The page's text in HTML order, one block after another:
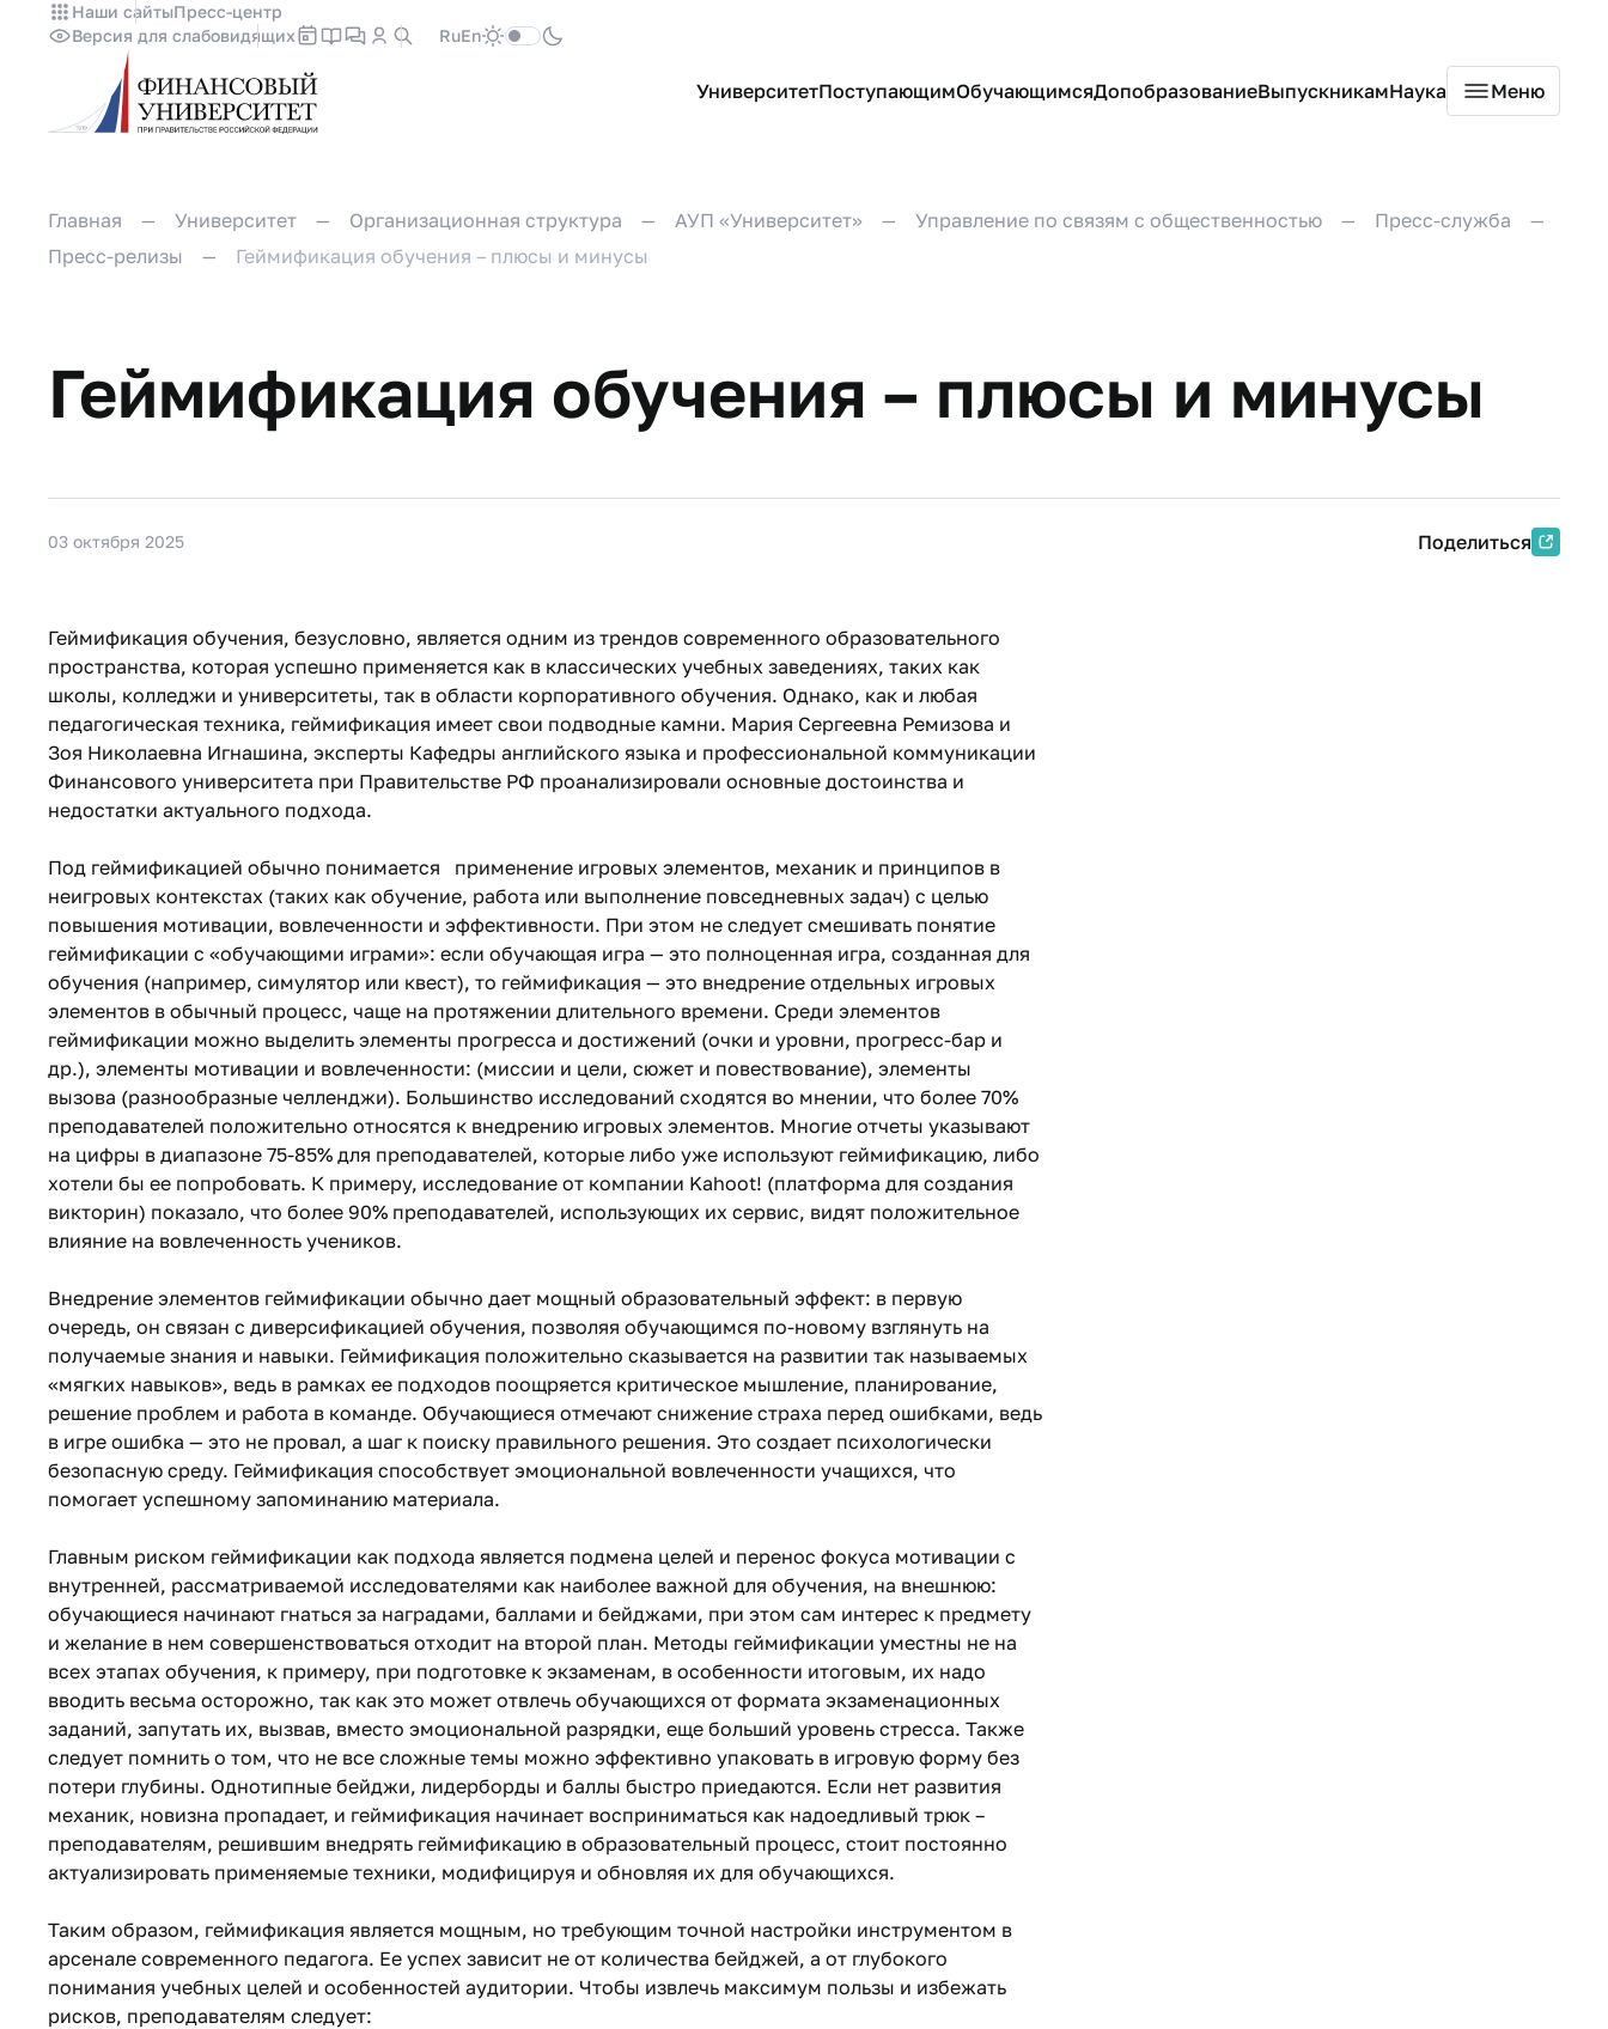
Наши сайтыПресс-центр
Версия для слабовидящих
RuEn
УниверситетПоступающимОбучающимсяДопобразованиеВыпускникамНаука Меню
Главная Университет Организационная структура АУП «Университет» Управление по связям с общественностью
Пресс-служба
Пресс-релизы
Геймификация обучения – плюсы и минусы
Геймификация обучения – плюсы и минусы
03 октября 2025 Поделиться
Геймификация обучения, безусловно, является одним из трендов современного образовательного
пространства, которая успешно применяется как в классических учебных заведениях, таких как
школы, колледжи и университеты, так в области корпоративного обучения. Однако, как и любая
педагогическая техника, геймификация имеет свои подводные камни. Мария Сергеевна Ремизова и
Зоя Николаевна Игнашина, эксперты Кафедры английского языка и профессиональной коммуникации
Финансового университета при Правительстве РФ проанализировали основные достоинства и
недостатки актуального подхода.
Под геймификацией обычно понимается применение игровых элементов, механик и принципов в
неигровых контекстах (таких как обучение, работа или выполнение повседневных задач) с целью
повышения мотивации, вовлеченности и эффективности. При этом не следует смешивать понятие
геймификации с «обучающими играми»: если обучающая игра — это полноценная игра, созданная для
обучения (например, симулятор или квест), то геймификация — это внедрение отдельных игровых
элементов в обычный процесс, чаще на протяжении длительного времени. Среди элементов
геймификации можно выделить элементы прогресса и достижений (очки и уровни, прогресс-бар и
др.), элементы мотивации и вовлеченности: (миссии и цели, сюжет и повествование), элементы
вызова (разнообразные челленджи). Большинство исследований сходятся во мнении, что более 70%
преподавателей положительно относятся к внедрению игровых элементов. Многие отчеты указывают
на цифры в диапазоне 75-85% для преподавателей, которые либо уже используют геймификацию, либо
хотели бы ее попробовать. К примеру, исследование от компании Kahoot! (платформа для создания
викторин) показало, что более 90% преподавателей, использующих их сервис, видят положительное
влияние на вовлеченность учеников.
Внедрение элементов геймификации обычно дает мощный образовательный эффект: в первую
очередь, он связан с диверсификацией обучения, позволяя обучающимся по-новому взглянуть на
получаемые знания и навыки. Геймификация положительно сказывается на развитии так называемых
«мягких навыков», ведь в рамках ее подходов поощряется критическое мышление, планирование,
решение проблем и работа в команде. Обучающиеся отмечают снижение страха перед ошибками, ведь
в игре ошибка — это не провал, а шаг к поиску правильного решения. Это создает психологически
безопасную среду. Геймификация способствует эмоциональной вовлеченности учащихся, что
помогает успешному запоминанию материала.
Главным риском геймификации как подхода является подмена целей и перенос фокуса мотивации с
внутренней, рассматриваемой исследователями как наиболее важной для обучения, на внешнюю:
обучающиеся начинают гнаться за наградами, баллами и бейджами, при этом сам интерес к предмету
и желание в нем совершенствоваться отходит на второй план. Методы геймификации уместны не на
всех этапах обучения, к примеру, при подготовке к экзаменам, в особенности итоговым, их надо
вводить весьма осторожно, так как это может отвлечь обучающихся от формата экзаменационных
заданий, запутать их, вызвав, вместо эмоциональной разрядки, еще больший уровень стресса. Также
следует помнить о том, что не все сложные темы можно эффективно упаковать в игровую форму без
потери глубины. Однотипные бейджи, лидерборды и баллы быстро приедаются. Если нет развития
механик, новизна пропадает, и геймификация начинает восприниматься как надоедливый трюк –
преподавателям, решившим внедрять геймификацию в образовательный процесс, стоит постоянно
актуализировать применяемые техники, модифицируя и обновляя их для обучающихся.
Таким образом, геймификация является мощным, но требующим точной настройки инструментом в
арсенале современного педагога. Ее успех зависит не от количества бейджей, а от глубокого
понимания учебных целей и особенностей аудитории. Чтобы извлечь максимум пользы и избежать
рисков, преподавателям следует: